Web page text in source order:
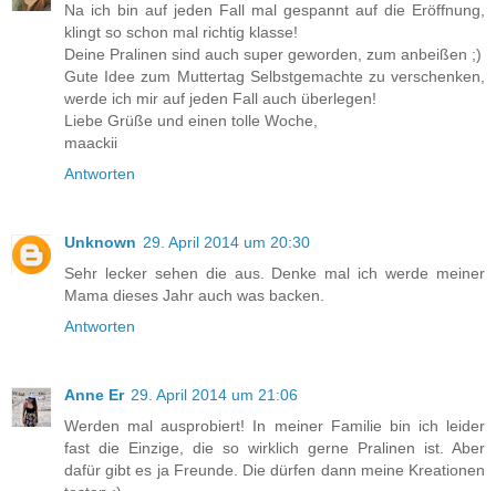
Na ich bin auf jeden Fall mal gespannt auf die Eröffnung,
klingt so schon mal richtig klasse!
Deine Pralinen sind auch super geworden, zum anbeißen ;)
Gute Idee zum Muttertag Selbstgemachte zu verschenken,
werde ich mir auf jeden Fall auch überlegen!
Liebe Grüße und einen tolle Woche,
maackii
Antworten
Unknown 29. April 2014 um 20:30
Sehr lecker sehen die aus. Denke mal ich werde meiner
Mama dieses Jahr auch was backen.
Antworten
Anne Er 29. April 2014 um 21:06
Werden mal ausprobiert! In meiner Familie bin ich leider
fast die Einzige, die so wirklich gerne Pralinen ist. Aber
dafür gibt es ja Freunde. Die dürfen dann meine Kreationen